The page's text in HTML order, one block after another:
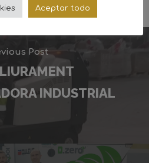
Post
INDUSTRIAL
Aceptar todo